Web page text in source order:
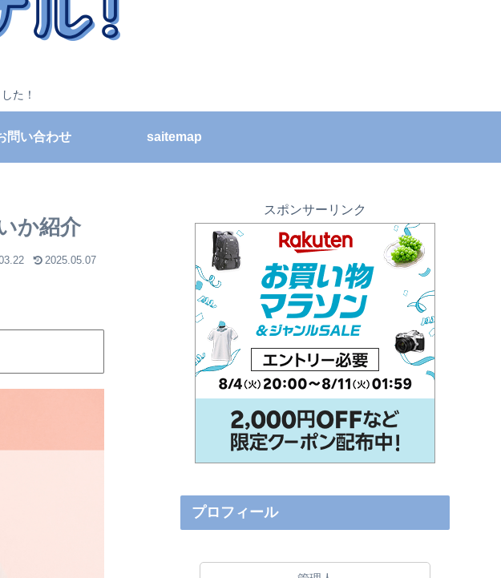
た！
問い合わせ saitemap
か紹介
2025.05.07
スポンサーリンク
プロフィール